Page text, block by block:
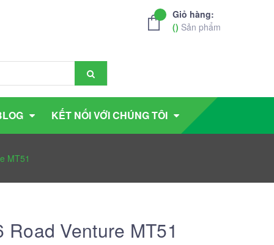
Giỏ hàng:
() Sản phẩm
KẾT NỐI VỚI CHÚNG TÔI
MT51
Venture MT51